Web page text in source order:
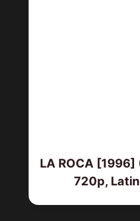
LA ROCA [1996]
720p,